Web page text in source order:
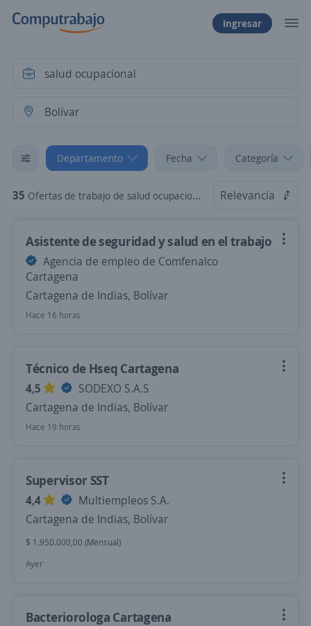
Ingresar
Departamento Fecha Categoría
35 Ofertas de trabajo de salud ocupacional en Bolívar Relevancia
Asistente de seguridad y salud en el trabajo
Agencia de empleo de Comfenalco
Cartagena
Cartagena de Indias, Bolívar
Hace 16 horas
Técnico de Hseq Cartagena
4,5
SODEXO S.A.S
Cartagena de Indias, Bolívar
Hace 19 horas
Supervisor SST
4,4
Multiempleos S.A.
Cartagena de Indias, Bolívar
$ 1.950.000,00 (Mensual)
Ayer
Bacteriorologa Cartagena